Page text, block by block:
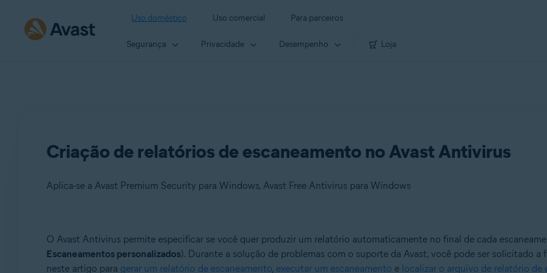
Uso doméstico Uso comercial Para parceiros
Segurança Privacidade Desempenho Loja
Criação de relatórios de escaneamento no Avast Antivirus
Aplica-se a Avast Premium Security para Windows, Avast Free Antivirus para Windows
Produtos:
Avast Premium Security 22.x para Windows
Avast Free Antivirus 22.x para Windows
O Avast Antivirus permite especificar se você quer produzir um relatório automaticamente no final de cada
Escaneamentos personalizados). Durante a solução de problemas com o suporte da Avast, você pode ser solicitado a
neste artigo para gerar um relatório de escaneamento, executar um escaneamento e localizar o arquivo de relatório de